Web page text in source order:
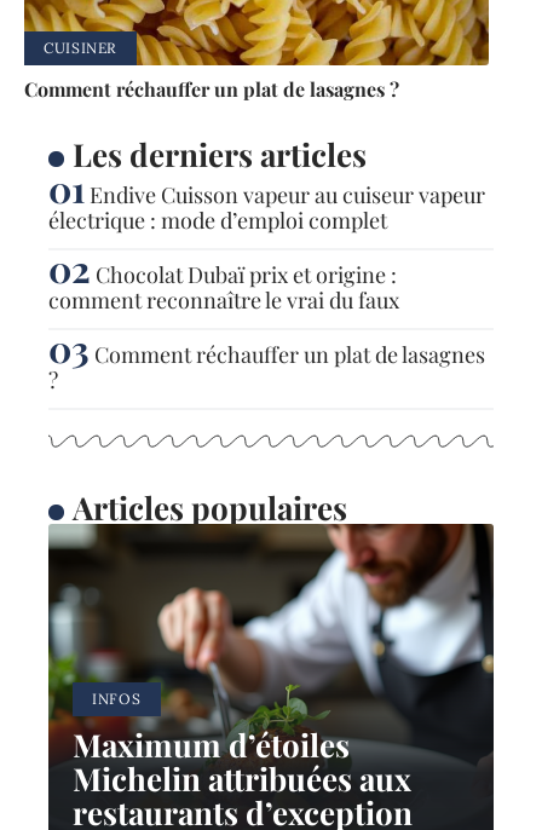
CUISINER
Comment réchauffer un plat de lasagnes ?
Les derniers articles
Endive Cuisson vapeur au cuiseur vapeur
électrique : mode d’emploi complet
Chocolat Dubaï prix et origine :
comment reconnaître le vrai du faux
Comment réchauffer un plat de lasagnes
?
Articles populaires
INFOS
Maximum d’étoiles
Michelin attribuées aux
restaurants d’exception